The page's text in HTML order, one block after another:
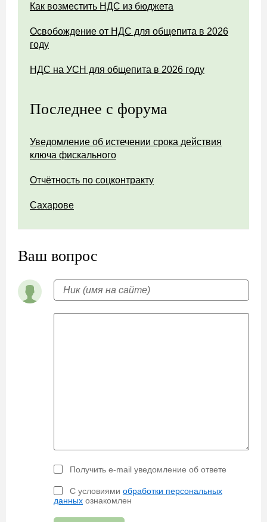
Как возместить НДС из бюджета
Освобождение от НДС для общепита в 2026
году
НДС на УСН для общепита в 2026 году
Последнее с форума
Уведомление об истечении срока действия
ключа фискального
Отчётность по соцконтракту
Сахарове
Ваш вопрос
Получить e-mail уведомление об ответе
С условиями обработки персональных
данных ознакомлен